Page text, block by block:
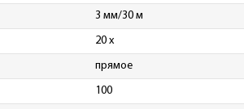
3 мм/30 м
20 х
прямое
100